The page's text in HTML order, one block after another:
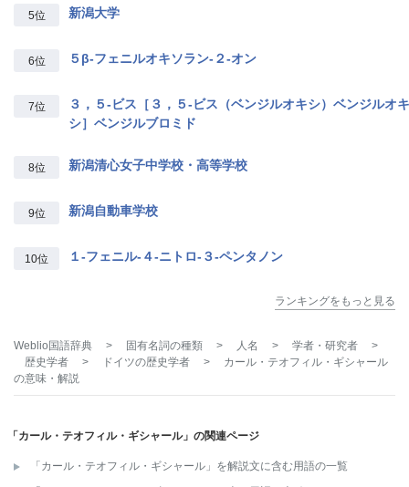
5位 新潟大学
6位 ５β‐フェニルオキソラン‐２‐オン
7位
３，５‐ビス［３，５‐ビス（ベンジルオキシ）ベンジルオキ
シ］ベンジルブロミド
8位 新潟清心女子中学校・高等学校
9位 新潟自動車学校
10位 １‐フェニル‐４‐ニトロ‐３‐ペンタノン
ランキングをもっと見る
Weblio国語辞典 > 固有名詞の種類 > 人名 > 学者・研究者
>
歴史学者
> ドイツの歴史学者 >
カール・テオフィル・ギシャール
の意味・解説
「カール・テオフィル・ギシャール」の関連ページ
「カール・テオフィル・ギシャール」を解説文に含む用語の一覧